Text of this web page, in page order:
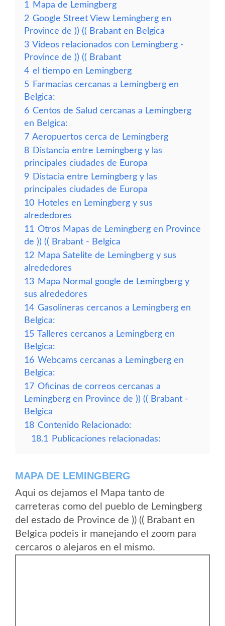
1
Mapa de Lemingberg
2 Google Street View Lemingberg en
Province de )) (( Brabant en Belgica
3 Vídeos relacionados con Lemingberg -
Province de )) (( Brabant
4 el tiempo en Lemingberg
5 Farmacias cercanas a Lemingberg en
Belgica:
6 Centos de Salud cercanas a Lemingberg
en Belgica:
7 Aeropuertos cerca de Lemingberg
8 Distancia entre Lemingberg y las
principales ciudades de Europa
9 Distacia entre Lemingberg y las
principales ciudades de Europa
10 Hoteles en Lemingberg y sus
alrededores
11 Otros Mapas de Lemingberg en Province
de )) (( Brabant - Belgica
12 Mapa Satelite de Lemingberg y sus
alrededores
13 Mapa Normal google de Lemingberg y
sus alrededores
14 Gasolineras cercanos a Lemingberg en
Belgica:
15 Talleres cercanos a Lemingberg en
Belgica:
16 Webcams cercanas a Lemingberg en
Belgica:
17 Oficinas de correos cercanas a
Lemingberg en Province de )) (( Brabant -
Belgica
18 Contenido Relacionado:
18.1
Publicaciones relacionadas:
MAPA DE LEMINGBERG
Aqui os dejamos el Mapa tanto de
carreteras como del pueblo de Lemingberg
del estado de Province de )) (( Brabant en
Belgica podeis ir manejando el zoom para
cercaros o alejaros en el mismo.